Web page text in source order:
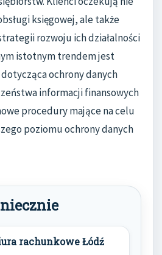
księgowej, ale także
rozwoju ich działalności
istotnym trendem jest
ochrony danych
informacji finansowych
procedury mające na celu
poziomu ochrony danych
rachunkowe Łódź